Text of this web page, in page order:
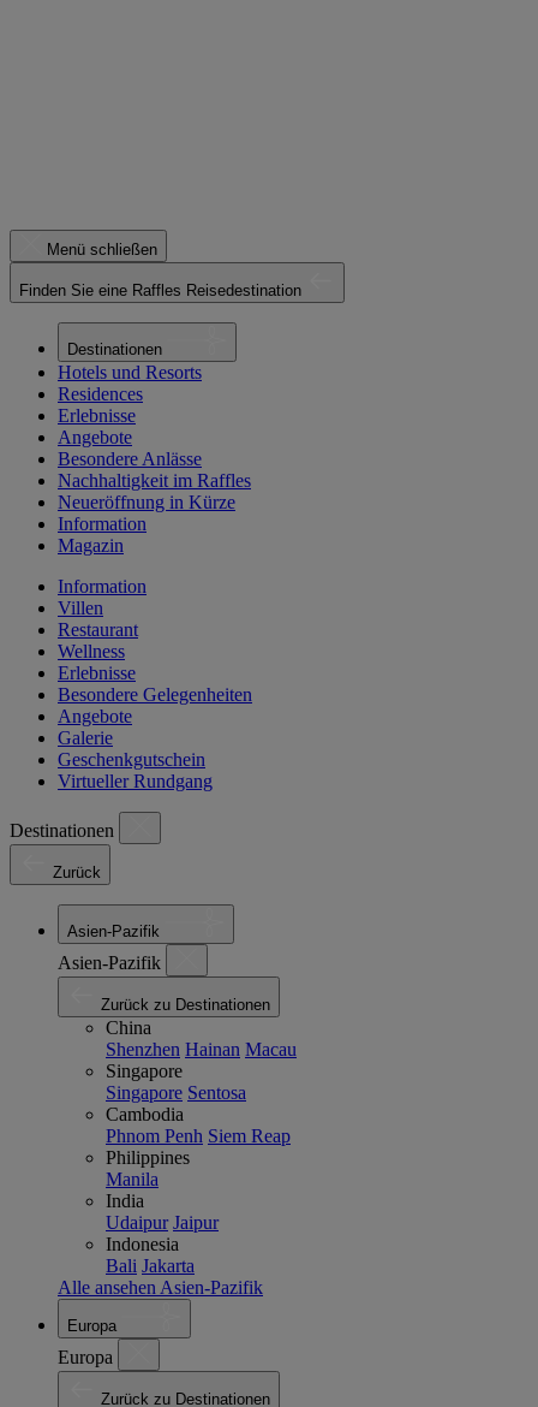
Menü schließen
Finden Sie eine Raffles Reisedestination
Destinationen
Hotels und Resorts
Residences
Erlebnisse
Angebote
Besondere Anlässe
Nachhaltigkeit im Raffles
Neueröffnung in Kürze
Information
Magazin
Information
Villen
Restaurant
Wellness
Erlebnisse
Besondere Gelegenheiten
Angebote
Galerie
Geschenkgutschein
Virtueller Rundgang
Destinationen
Zurück
Asien-Pazifik
Asien-Pazifik
Zurück zu Destinationen
China
Shenzhen Hainan Macau
Singapore
Singapore Sentosa
Cambodia
Phnom Penh Siem Reap
Philippines
Manila
India
Udaipur Jaipur
Indonesia
Bali Jakarta
Alle ansehen Asien-Pazifik
Europa
Europa
Zurück zu Destinationen